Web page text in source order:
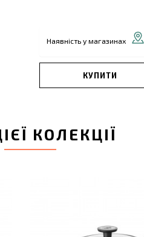
Наявність у магазинах
КУПИТИ
КОЛЕКЦІЇ